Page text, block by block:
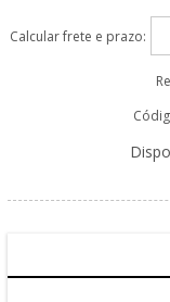
Calcular frete e prazo: